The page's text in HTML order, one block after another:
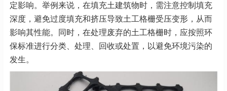
定影响。举例来说，在填充土建筑物时，需注意控制填充
深度，避免过度填充和挤压导致土工格栅受压变形，从而
影响其性能。同时，在处理废弃的土工格栅时，应按照环
保标准进行分类、处理、回收或处置，以避免环境污染的
发生。